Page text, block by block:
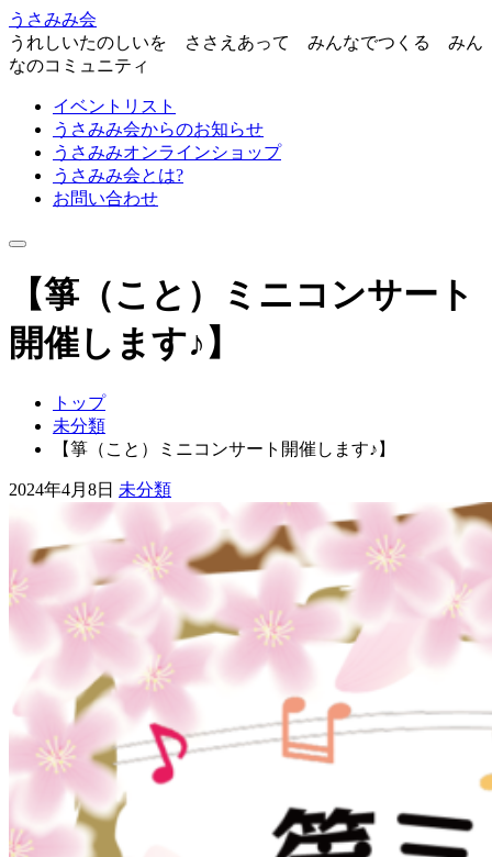
うさみみ会
うれしいたのしいを ささえあって みんなでつくる みん
なのコミュニティ
イベントリスト
うさみみ会からのお知らせ
うさみみオンラインショップ
うさみみ会とは?
お問い合わせ
ナ
シ
ョ
【箏（こと）ミニコンサート
開催します♪】
トップ
未分類
【箏（こと）ミニコンサート開催します♪】
2024年4月8日 未分類